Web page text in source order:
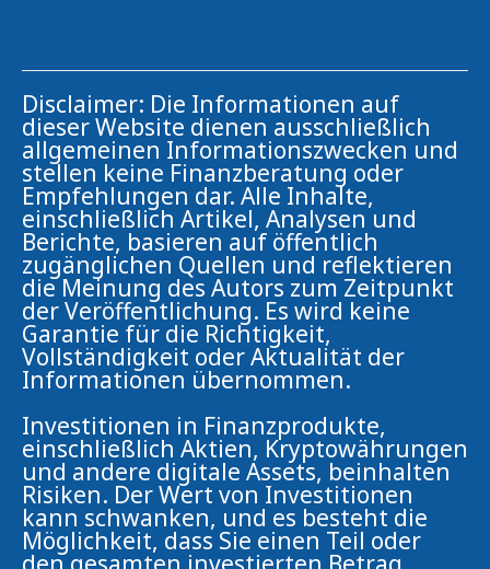
Disclaimer: Die Informationen auf
dieser Website dienen ausschließlich
allgemeinen Informationszwecken und
stellen keine Finanzberatung oder
Empfehlungen dar. Alle Inhalte,
einschließlich Artikel, Analysen und
Berichte, basieren auf öffentlich
zugänglichen Quellen und reflektieren
die Meinung des Autors zum Zeitpunkt
der Veröffentlichung. Es wird keine
Garantie für die Richtigkeit,
Vollständigkeit oder Aktualität der
Informationen übernommen.
Investitionen in Finanzprodukte,
einschließlich Aktien, Kryptowährungen
und andere digitale Assets, beinhalten
Risiken. Der Wert von Investitionen
kann schwanken, und es besteht die
Möglichkeit, dass Sie einen Teil oder